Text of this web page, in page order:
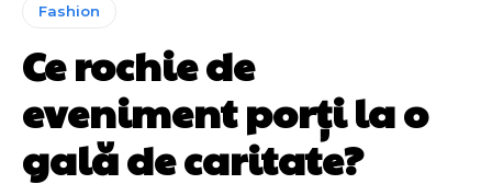
Fashion
Ce rochie de
eveniment porți la o
gală de caritate?